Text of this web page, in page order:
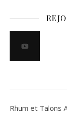
Rhum et Talons